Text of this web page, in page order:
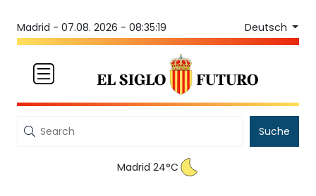
Madrid - 07.08. 2026 - 08:35:19 Deutsch
Suche
Madrid 24°C